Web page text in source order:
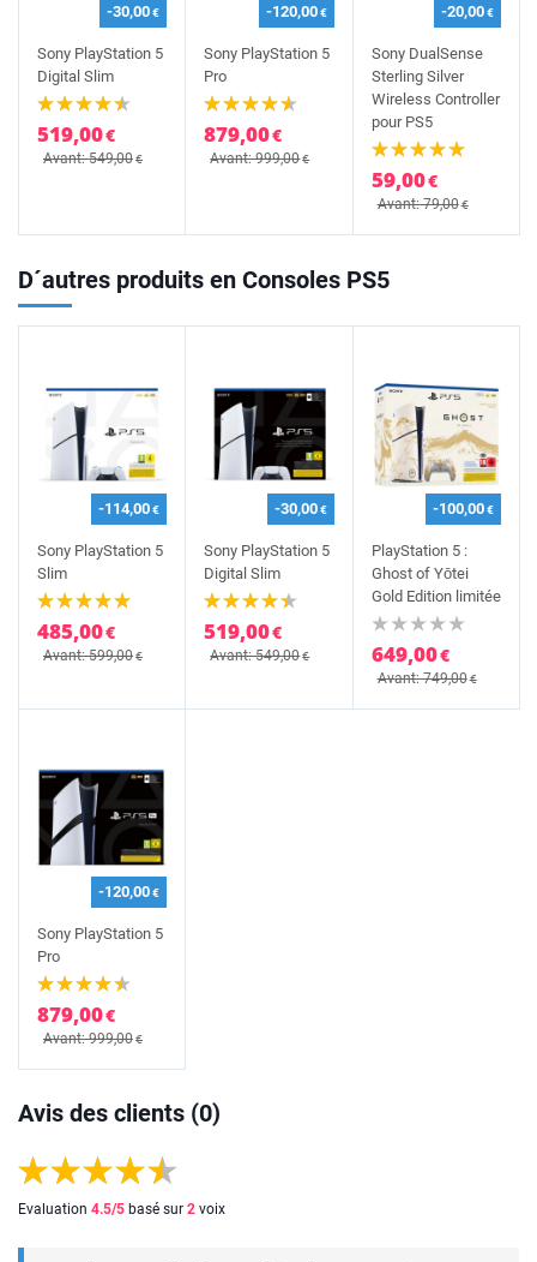
-30,00€
Sony PlayStation 5
Digital Slim
519,00€
Avant: 549,00€
-120,00€
Sony PlayStation 5
Pro
879,00€
Avant: 999,00€
-20,00€
Sony DualSense
Sterling Silver
Wireless Controller
pour PS5
59,00€
Avant: 79,00€
D´autres produits en Consoles PS5
-114,00€
Sony PlayStation 5
Slim
485,00€
Avant: 599,00€
-30,00€
Sony PlayStation 5
Digital Slim
519,00€
Avant: 549,00€
-100,00€
PlayStation 5 :
Ghost of Yōtei
Gold Edition limitée
649,00€
Avant: 749,00€
-120,00€
Sony PlayStation 5
Pro
879,00€
Avant: 999,00€
Avis des clients (0)
Evaluation 4.5/5 basé sur 2 voix